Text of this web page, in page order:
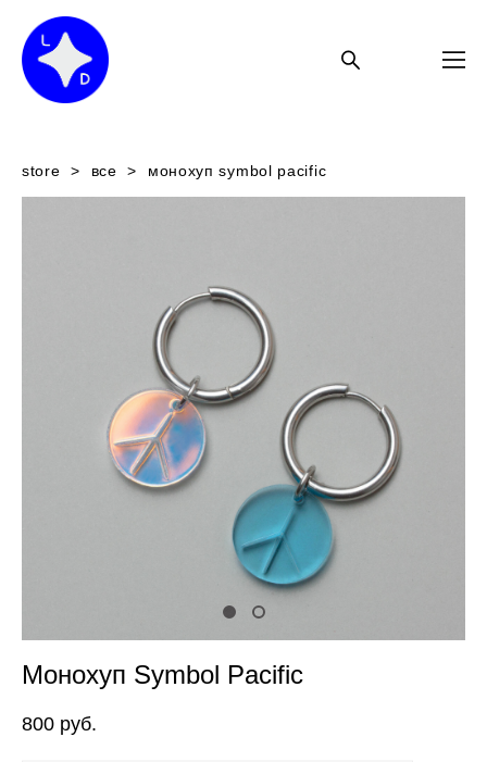
store > все > монохуп symbol pacific
Монохуп Symbol Pacific
800 pуб.